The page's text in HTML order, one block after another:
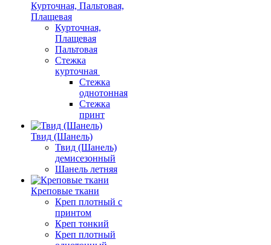
Курточная, Пальтовая,
Плащевая
Курточная,
Плащевая
Пальтовая
Стежка
курточная
Стежка
однотонная
Стежка
принт
Твид (Шанель)
Твид (Шанель)
демисезонный
Шанель летняя
Креповые ткани
Креп плотный с
принтом
Креп тонкий
Креп плотный